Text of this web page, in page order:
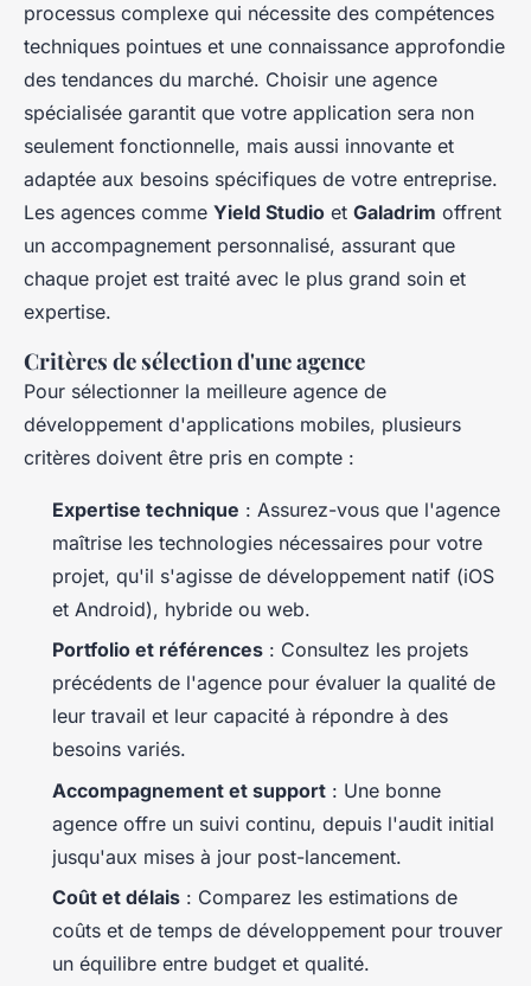
processus complexe qui nécessite des compétences
techniques pointues et une connaissance approfondie
des tendances du marché. Choisir une agence
spécialisée garantit que votre application sera non
seulement fonctionnelle, mais aussi innovante et
adaptée aux besoins spécifiques de votre entreprise.
Les agences comme Yield Studio et Galadrim offrent
un accompagnement personnalisé, assurant que
chaque projet est traité avec le plus grand soin et
expertise.
Critères de sélection d'une agence
Pour sélectionner la meilleure agence de
développement d'applications mobiles, plusieurs
critères doivent être pris en compte :
Expertise technique : Assurez-vous que l'agence
maîtrise les technologies nécessaires pour votre
projet, qu'il s'agisse de développement natif (iOS
et Android), hybride ou web.
Portfolio et références : Consultez les projets
précédents de l'agence pour évaluer la qualité de
leur travail et leur capacité à répondre à des
besoins variés.
Accompagnement et support : Une bonne
agence offre un suivi continu, depuis l'audit initial
jusqu'aux mises à jour post-lancement.
Coût et délais : Comparez les estimations de
coûts et de temps de développement pour trouver
un équilibre entre budget et qualité.